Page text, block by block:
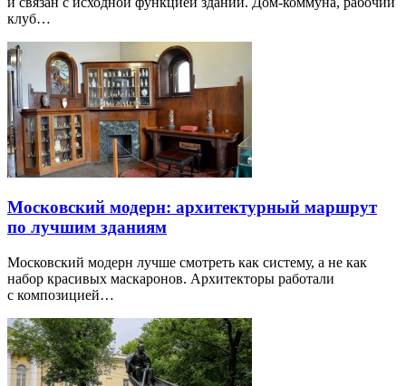
клуб…
Московский модерн: архитектурный маршрут
по лучшим зданиям
Московский модерн лучше смотреть как систему, а не как
набор красивых маскаронов. Архитекторы работали
с композицией…